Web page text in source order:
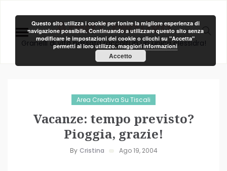
Area Creativa
Granelli di vita passata raccolti in un unica clessidra!
Area Creativa Su Tiscali
Vacanze: tempo previsto?
Pioggia, grazie!
By Cristina Ago 19, 2004
Questo sito utilizza i cookie per fonire la migliore esperienza di
navigazione possibile. Continuando a utilizzare questo sito senza
modificare le impostazioni dei cookie o clicchi su "Accetta"
permetti al loro utilizzo.maggiori informazioni
Accetto